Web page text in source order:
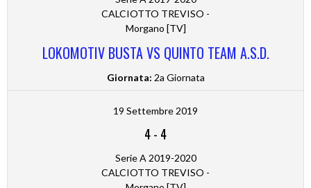
CALCIOTTO TREVISO -
Morgano [TV]
LOKOMOTIV BUSTA VS QUINTO TEAM A.S.D.
Giornata: 2a Giornata
19 Settembre 2019
4- 4
Serie A 2019-2020
CALCIOTTO TREVISO -